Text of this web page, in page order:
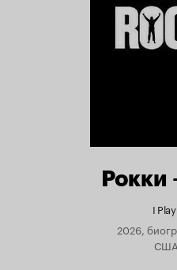
Рокки
I
2026,